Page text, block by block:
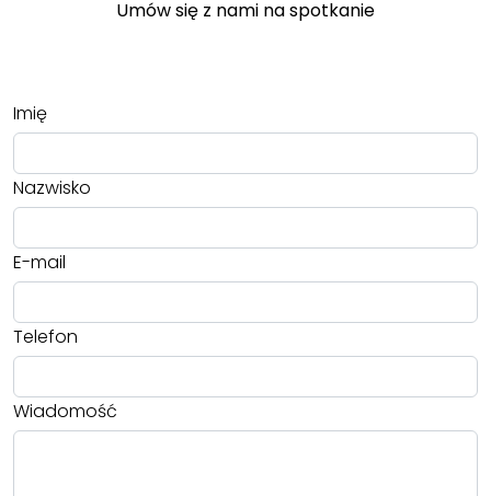
Umów się z nami na spotkanie
Imię
Nazwisko
E-mail
Telefon
Wiadomość